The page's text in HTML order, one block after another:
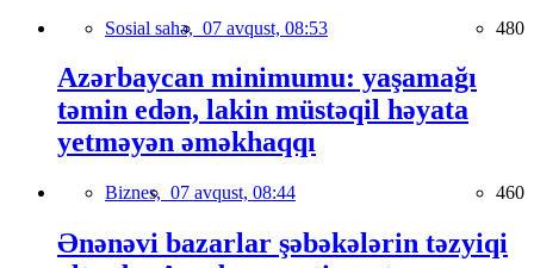
Sosial sahə, 07 avqust, 08:53 480
Azərbaycan minimumu: yaşamağı
təmin edən, lakin müstəqil həyata
yetməyən əməkhaqqı
Biznes, 07 avqust, 08:44 460
Ənənəvi bazarlar şəbəkələrin təzyiqi